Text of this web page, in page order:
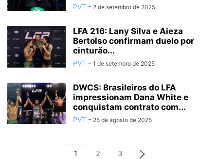
PVT - 2 de setembro de 2025
LFA 216: Lany Silva e Aieza
Bertolso confirmam duelo por
cinturão...
PVT - 1 de setembro de 2025
DWCS: Brasileiros do LFA
impressionam Dana White e
conquistam contrato com...
PVT - 25 de agosto de 2025
1 2 3